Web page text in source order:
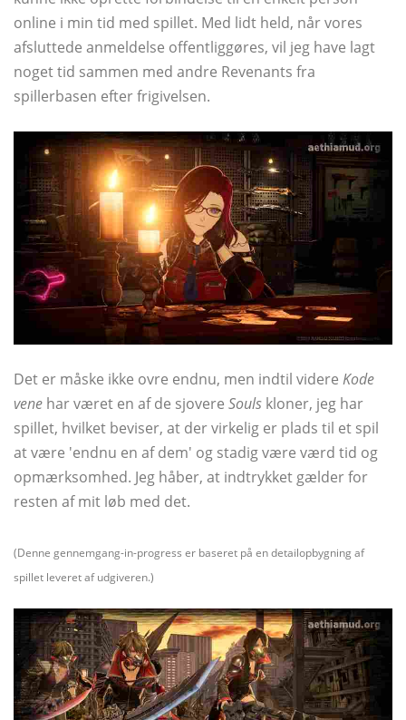
online i min tid med spillet. Med lidt held, når vores
afsluttede anmeldelse offentliggøres, vil jeg have lagt
noget tid sammen med andre Revenants fra
spillerbasen efter frigivelsen.
Det er måske ikke ovre endnu, men indtil videre Kode
vene har været en af ​​de sjovere Souls kloner, jeg har
spillet, hvilket beviser, at der virkelig er plads til et spil
at være 'endnu en af ​​dem' og stadig være værd tid og
opmærksomhed. Jeg håber, at indtrykket gælder for
resten af ​​mit løb med det.
(Denne gennemgang-in-progress er baseret på en detailopbygning af
spillet leveret af udgiveren.)